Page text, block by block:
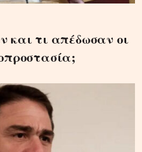
τι απέδωσαν οι